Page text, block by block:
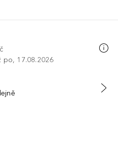
po, 17.08.2026
KOŠÍKU